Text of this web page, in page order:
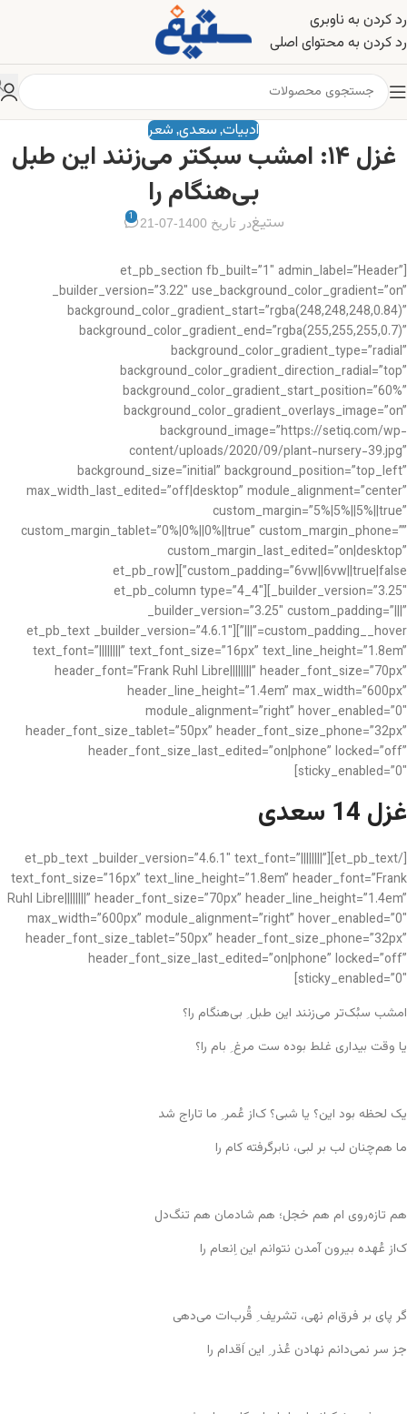
رد کردن به ناوبری
رد کردن به محتوای اصلی
ادبیات, سعدی, شعر
غزل ۱۴: امشب سبکتر می‌زنند این طبل
بی‌هنگام را
ستیغدر تاریخ 1400-07-21 1
[et_pb_section fb_built=”1″ admin_label=”Header”
_builder_version=”3.22″ use_background_color_gradient=”on”
background_color_gradient_start=”rgba(248,248,248,0.84)”
background_color_gradient_end=”rgba(255,255,255,0.7)”
background_color_gradient_type=”radial”
background_color_gradient_direction_radial=”top”
background_color_gradient_start_position=”60%”
background_color_gradient_overlays_image=”on”
background_image=”https://setiq.com/wp-
content/uploads/2020/09/plant-nursery-39.jpg”
background_size=”initial” background_position=”top_left”
max_width_last_edited=”off|desktop” module_alignment=”center”
custom_margin=”5%|5%||5%||true”
custom_margin_tablet=”0%|0%||0%||true” custom_margin_phone=””
custom_margin_last_edited=”on|desktop”
custom_padding=”6vw||6vw||true|false”][et_pb_row
_builder_version=”3.25″][et_pb_column type=”4_4″
_builder_version=”3.25″ custom_padding=”|||”
custom_padding__hover=”|||”][et_pb_text _builder_version=”4.6.1″
text_font=”||||||||” text_font_size=”16px” text_line_height=”1.8em”
header_font=”Frank Ruhl Libre||||||||” header_font_size=”70px”
header_line_height=”1.4em” max_width=”600px”
module_alignment=”right” hover_enabled=”0″
header_font_size_tablet=”50px” header_font_size_phone=”32px”
header_font_size_last_edited=”on|phone” locked=”off”
sticky_enabled=”0″]
غزل 14 سعدی
[/et_pb_text][et_pb_text _builder_version=”4.6.1″ text_font=”||||||||”
text_font_size=”16px” text_line_height=”1.8em” header_font=”Frank
Ruhl Libre||||||||” header_font_size=”70px” header_line_height=”1.4em”
max_width=”600px” module_alignment=”right” hover_enabled=”0″
header_font_size_tablet=”50px” header_font_size_phone=”32px”
header_font_size_last_edited=”on|phone” locked=”off”
sticky_enabled=”0″]
امشب سبُک‌تر می‌زنند این طبل ِ بی‌هنگام را؟
یا وقت بیداری غلط بوده ست مرغ ِ بام را؟
یک لحظه بود این؟ یا شبی؟ ک‌از عُمر ِ ما تاراج شد
ما هم‌چنان لب بر لبی، نابرگرفته کام را
هم تازه‌روی ام هم خجل؛ هم شادمان هم تنگ‌دل
ک‌از عُهده بیرون آمدن نتوانم این اِنعام را
گر پای بر فرق‌ام نهی، تشریف ِ قُرب‌ات می‌دهی
جز سر نمی‌دانم نهادن عُذر ِ این اَقدام را